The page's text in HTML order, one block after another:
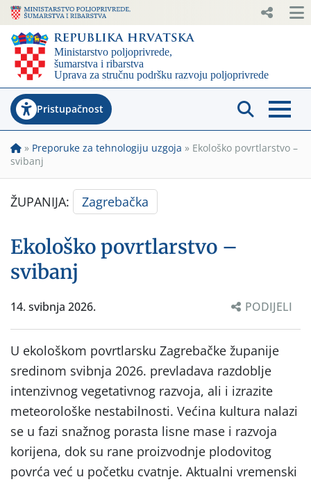
Pristupačnost
» Preporuke za tehnologiju uzgoja » Ekološko povrtlarstvo –
svibanj
ŽUPANIJA: Zagrebačka
Ekološko povrtlarstvo –
svibanj
14. svibnja 2026. PODIJELI
U ekološkom povrtlarsku Zagrebačke županije
sredinom svibnja 2026. prevladava razdoblje
intenzivnog vegetativnog razvoja, ali i izrazite
meteorološke nestabilnosti. Većina kultura nalazi
se u fazi snažnog porasta lisne mase i razvoja
korijena, dok su rane proizvodnje plodovitog
povrća već u početku cvatnje. Aktualni vremenski